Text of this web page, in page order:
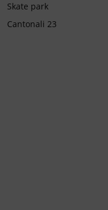
Skate park
Cantonali 23